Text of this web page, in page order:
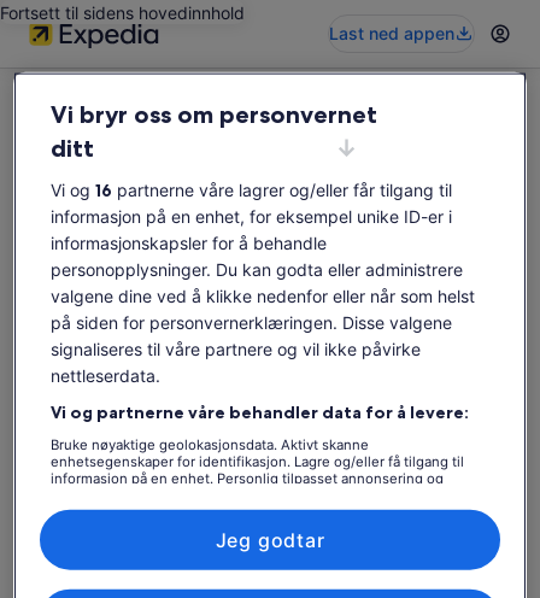
Fortsett til sidens hovedinnhold
Last ned appen
Denne opplevelsen er ikke tilgjengelig
Søk etter opplevelser på nytt.
Søk på nytt
Vi bryr oss om personvernet
ditt
Vi og 16 partnerne våre lagrer og/eller får tilgang til
informasjon på en enhet, for eksempel unike ID-er i
informasjonskapsler for å behandle
personopplysninger. Du kan godta eller administrere
valgene dine ved å klikke nedenfor eller når som helst
på siden for personvernerklæringen. Disse valgene
signaliseres til våre partnere og vil ikke påvirke
nettleserdata.
Vi og partnerne våre behandler data for å levere:
Bruke nøyaktige geolokasjonsdata. Aktivt skanne
enhetsegenskaper for identifikasjon. Lagre og/eller få tilgang til
informasjon på en enhet. Personlig tilpasset annonsering og
og tjenesteutvikling.
Liste over partnere (leverandører)
Jeg godtar